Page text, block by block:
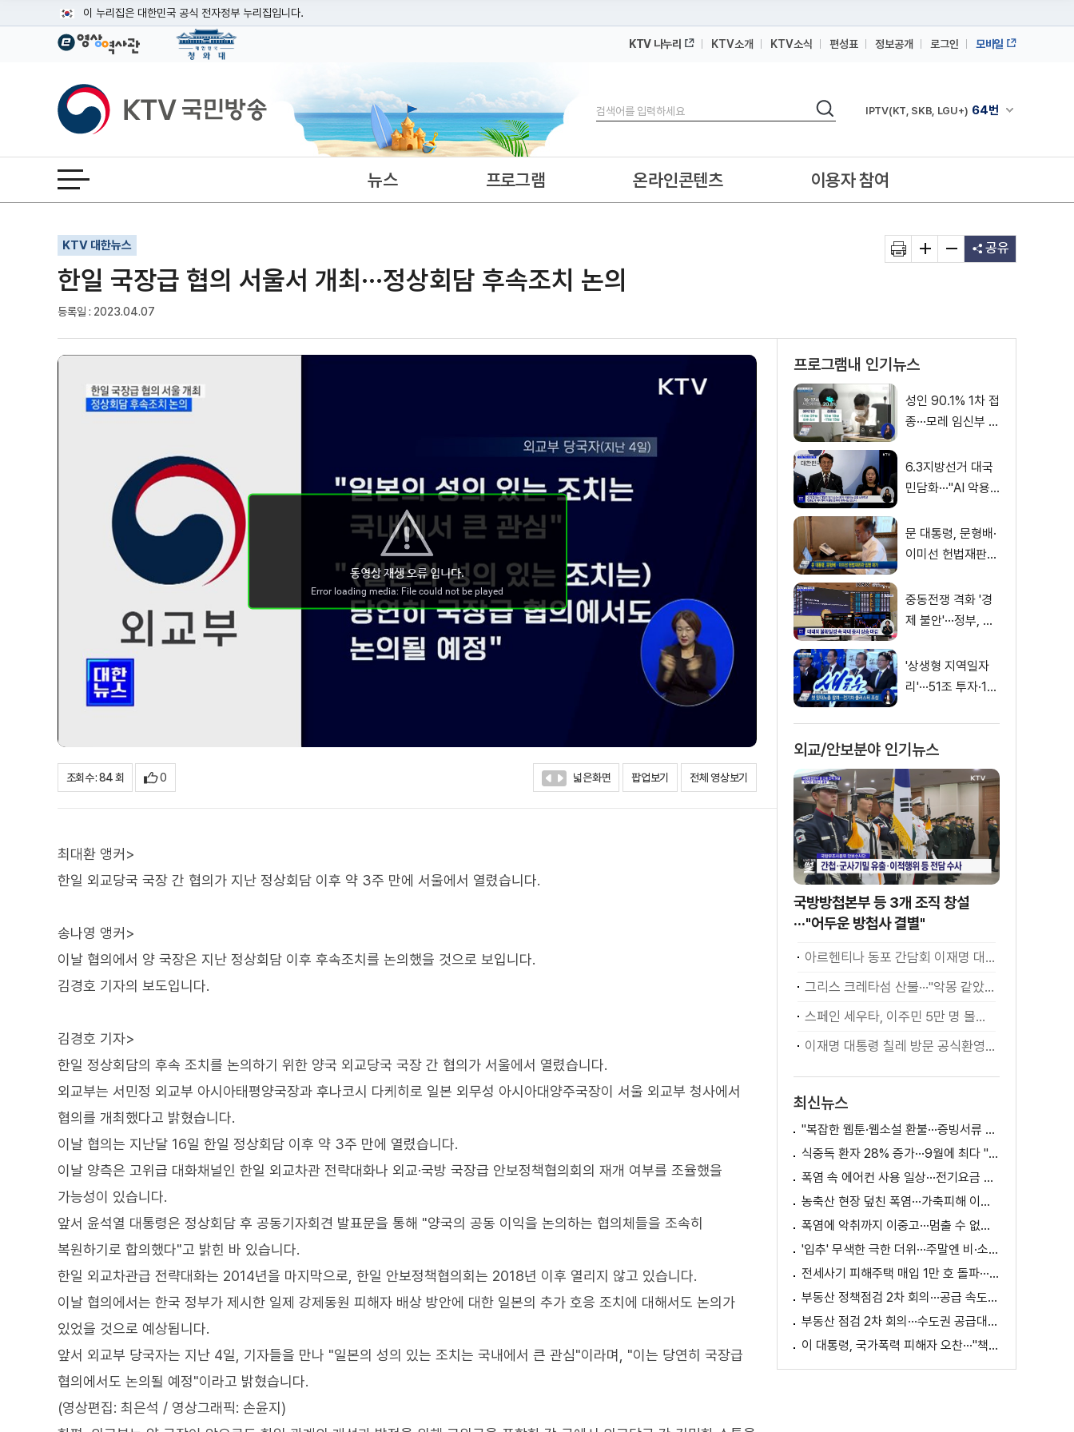
이 누리집은 대한민국 공식 전자정부 누리집입니다.
공식 누리집 주소 확인하기
이밖에 or.kr 또는 .kr등 다른 도메인 주소를 사용하고 있다면 아래 URL에서 도메인 주소를 확인해 보세요
운영중인 공식 누리집보기
KTV 나누리 KTV소개 KTV소식 편성표 정보공개 로그인 모바일
KTV국민방송
검색
검색 채널안내 펼쳐
IPTV(KT, SKB, LGU+) 64번
IPTV(KT, SKB, LGU+)
전체메뉴 열기 뉴스 프로그램 온라인콘텐츠 이용자 참여
KTV 대한뉴스
한일 국장급 협의 서울서 개최···정상회담 후속조치 논의
등록일 : 2023.04.07
기사인쇄
글자확대
글자축소 공유
조회수 : 84 회 0 넓은화면 팝업보기 전체 영상보기
최대환 앵커>
한일 외교당국 국장 간 협의가 지난 정상회담 이후 약 3주 만에 서울에서 열렸습니다.
송나영 앵커>
이날 협의에서 양 국장은 지난 정상회담 이후 후속조치를 논의했을 것으로 보입니다.
김경호 기자의 보도입니다.
김경호 기자>
한일 정상회담의 후속 조치를 논의하기 위한 양국 외교당국 국장 간 협의가 서울에서 열렸습니다.
외교부는 서민정 외교부 아시아태평양국장과 후나코시 다케히로 일본 외무성 아시아대양주국장이 서울 외교부 청사에서
협의를 개최했다고 밝혔습니다.
이날 협의는 지난달 16일 한일 정상회담 이후 약 3주 만에 열렸습니다.
이날 양측은 고위급 대화채널인 한일 외교차관 전략대화나 외교·국방 국장급 안보정책협의회의 재개 여부를 조율했을
가능성이 있습니다.
앞서 윤석열 대통령은 정상회담 후 공동기자회견 발표문을 통해 "양국의 공동 이익을 논의하는 협의체들을 조속히
복원하기로 합의했다"고 밝힌 바 있습니다.
한일 외교차관급 전략대화는 2014년을 마지막으로, 한일 안보정책협의회는 2018년 이후 열리지 않고 있습니다.
이날 협의에서는 한국 정부가 제시한 일제 강제동원 피해자 배상 방안에 대한 일본의 추가 호응 조치에 대해서도 논의가
있었을 것으로 예상됩니다.
앞서 외교부 당국자는 지난 4일, 기자들을 만나 "일본의 성의 있는 조치는 국내에서 큰 관심"이라며, "이는 당연히 국장급
협의에서도 논의될 예정"이라고 밝혔습니다.
(영상편집: 최은석 / 영상그래픽: 손윤지)
프로그램내 인기뉴스
성인 90.1% 1차 접
종···모레 임신부 사
6.3지방선거 대국
민담화···"AI 악용
문 대통령, 문형배·
이미선 헌법재판관
중동전쟁 격화 '경
제 불안'···정부, 금
소화
'상생형 지역일자
리'···51조 투자·13
외교/안보분야 인기뉴스
국방방첩본부 등 3개 조직 창설
···"어두운 방첩사 결별"
아르헨티나 동포 간담회 이재명 대통령 모두발언
그리스 크레타섬 산불···"악몽 같았다" [월드 투데이]
스페인 세우타, 이주민 5만 명 몰려 [월드 투데이]
이재명 대통령 칠레 방문 공식환영식
최신뉴스
"복잡한 웹툰·웹소설 환불···증빙서류 요구까지"
식중독 환자 28% 증가···9월에 최다 "입추 방심 금물"
폭염 속 에어컨 사용 일상···전기요금 줄이려면?
농축산 현장 덮친 폭염···가축피해 이틀 새 28만 마리↑
폭염에 악취까지 이중고···멈출 수 없는 필수노동
'입추' 무색한 극한 더위···주말엔 비·소나기
전세사기 피해주택 매입 1만 호 돌파···피해 지원 속도
부동산 정책점검 2차 회의···공급 속도전 본격화하나
부동산 점검 2차 회의···수도권 공급대책 논의
이 대통령, 국가폭력 피해자 오찬···"책임지고 치유"